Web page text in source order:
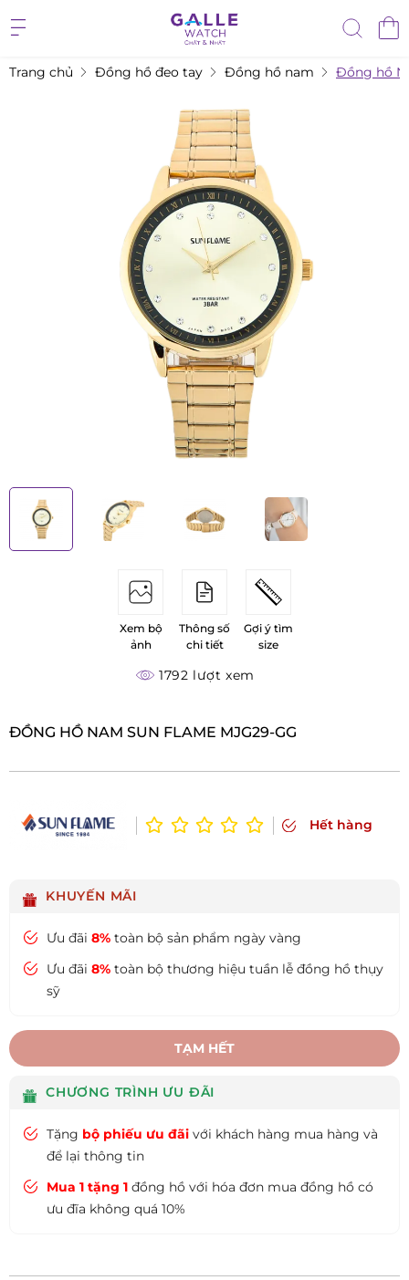
Trang chủ Đồng hồ đeo tay Đồng hồ nam Đồng hồ
Xem bộ
ảnh
Thông số
chi tiết
Gợi ý tìm
size
1792 lượt xem
ĐỒNG HỒ NAM SUN FLAME MJG29-GG
Hết hàng
KHUYẾN MÃI
Ưu đãi 8% toàn bộ sản phẩm ngày vàng
Ưu đãi 8% toàn bộ thương hiệu tuần lễ đồng hồ thụy
sỹ
TẠM HẾT
CHƯƠNG TRÌNH ƯU ĐÃI
Tặng bộ phiếu ưu đãi với khách hàng mua hàng và
để lại thông tin
Mua 1 tặng 1 đồng hồ với hóa đơn mua đồng hồ có
ưu đĩa không quá 10%